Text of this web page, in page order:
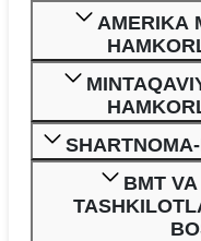
AMERIKA
BMT